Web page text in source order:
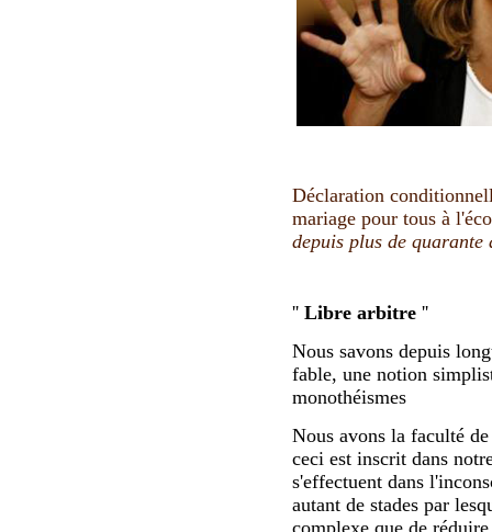
Déclaration
mariage pour tous à
depuis plus de quarante
'' Libre arbitre ''
Nous savons depuis
fable, une notion
monothéismes
Nous avons la faculté
ceci est inscrit dans
s'effectuent dans
autant de stades par
complexe que de